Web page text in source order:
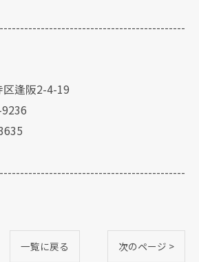
逢阪2-4-19
一覧に戻る 次のページ >